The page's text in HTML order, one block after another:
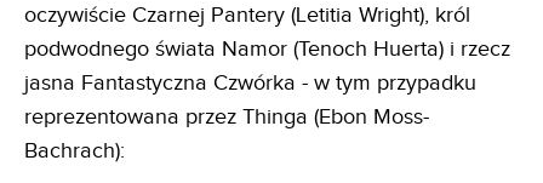
oczywiście Czarnej Pantery (Letitia Wright), król
podwodnego świata Namor (Tenoch Huerta) i rzecz
jasna Fantastyczna Czwórka - w tym przypadku
reprezentowana przez Thinga (Ebon Moss-
Bachrach):